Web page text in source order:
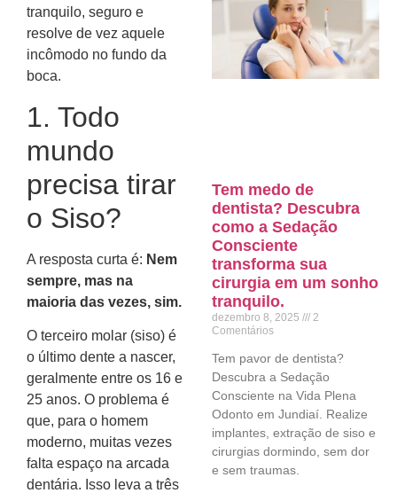
tranquilo, seguro e
resolve de vez aquele
incômodo no fundo da
boca.
1. Todo
mundo
precisa tirar
o Siso?
A resposta curta é: Nem
sempre, mas na
maioria das vezes, sim.
O terceiro molar (siso) é
o último dente a nascer,
geralmente entre os 16 e
25 anos. O problema é
que, para o homem
moderno, muitas vezes
falta espaço na arcada
dentária. Isso leva a três
Tem medo de
dentista? Descubra
como a Sedação
Consciente
transforma sua
cirurgia em um sonho
tranquilo.
dezembro 8, 2025
2
Comentários
Tem pavor de dentista?
Descubra a Sedação
Consciente na Vida Plena
Odonto em Jundiaí. Realize
implantes, extração de siso e
cirurgias dormindo, sem dor
e sem traumas.